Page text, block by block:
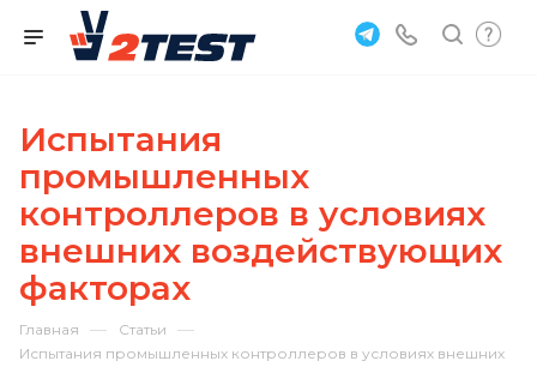
Испытания
промышленных
контроллеров в условиях
внешних воздействующих
факторах
Главная — Статьи —
Испытания промышленных контроллеров в условиях внешних